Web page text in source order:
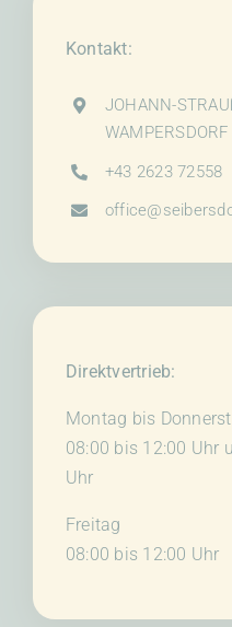
Kontakt:
JOHANN-
WAMPERSDORF
+43 2623 72558
Direktvertrieb:
Montag bis
08:00 bis 12:00 Uhr
Uhr
Freitag
08:00 bis 12:00 Uhr